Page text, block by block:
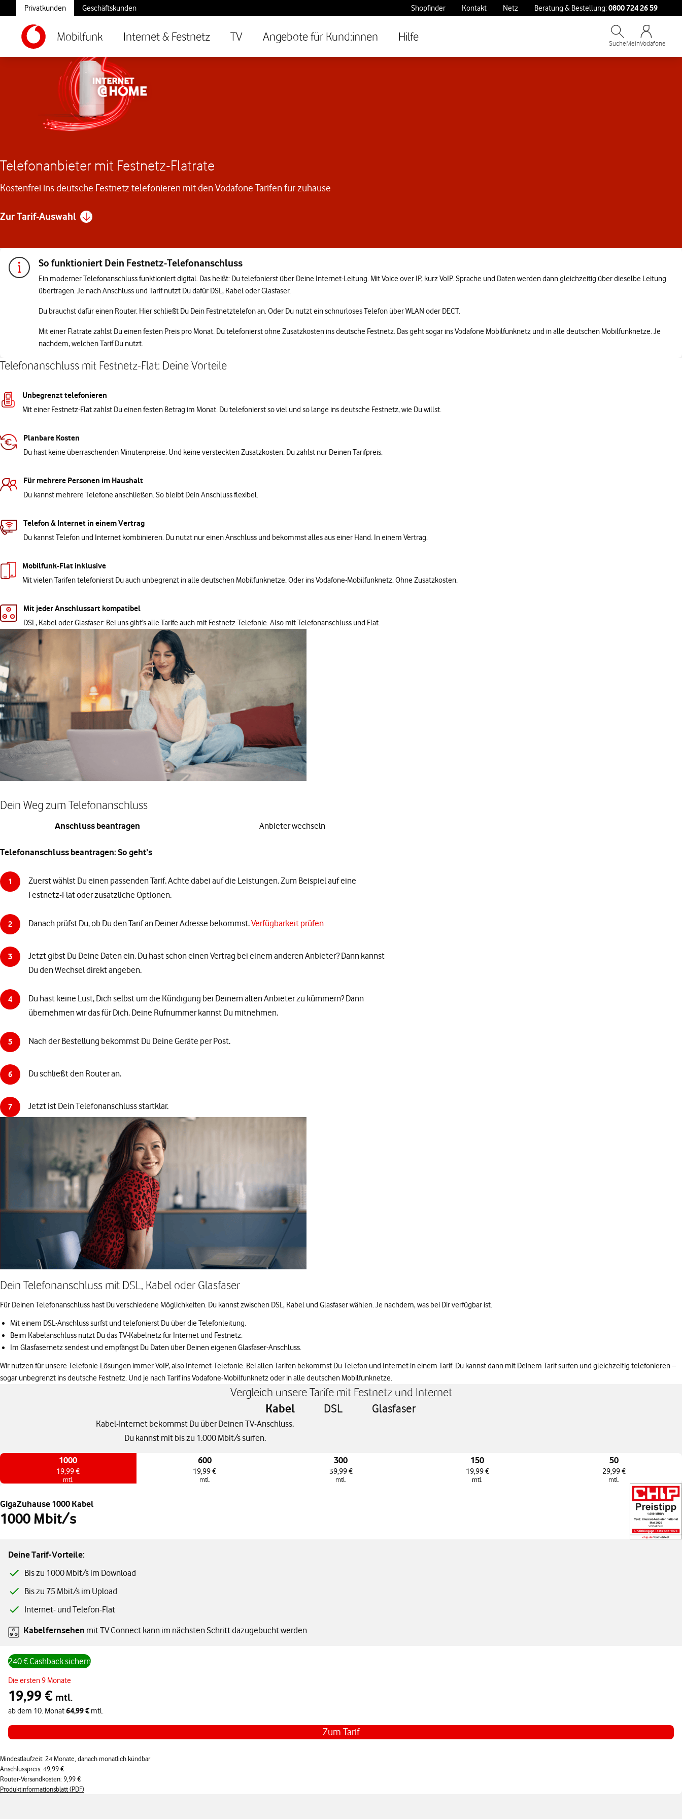
Privatkunden Geschäftskunden Shopfinder Kontakt Netz Beratung & Bestellung:0800 724 26 59
Mobilfunk Internet & Festnetz TV Angebote für Kund:innen Hilfe SucheMeinVodafone
Telefonanbieter mit Festnetz-Flatrate
Kostenfrei ins deutsche Festnetz telefonieren mit den Vodafone Tarifen für zuhause
Zur Tarif-Auswahl
So funktioniert Dein Festnetz-Telefonanschluss
Ein moderner Telefonanschluss funktioniert digital. Das heißt: Du telefonierst über Deine Internet-Leitung. Mit Voice over IP, kurz VoIP. Sprache und Daten werden dann gleichzeitig über dieselbe Leitung
übertragen. Je nach Anschluss und Tarif nutzt Du dafür DSL, Kabel oder Glasfaser.
Du brauchst dafür einen Router. Hier schließt Du Dein Festnetztelefon an. Oder Du nutzt ein schnurloses Telefon über WLAN oder DECT.
Mit einer Flatrate zahlst Du einen festen Preis pro Monat. Du telefonierst ohne Zusatzkosten ins deutsche Festnetz. Das geht sogar ins Vodafone Mobilfunknetz und in alle deutschen Mobilfunknetze. Je
nachdem, welchen Tarif Du nutzt.
Telefonanschluss mit Festnetz-Flat: Deine Vorteile
Unbegrenzt telefonieren
Mit einer Festnetz-Flat zahlst Du einen festen Betrag im Monat. Du telefonierst so viel und so lange ins deutsche Festnetz, wie Du willst.
Planbare Kosten
Du hast keine überraschenden Minutenpreise. Und keine versteckten Zusatzkosten. Du zahlst nur Deinen Tarifpreis.
Für mehrere Personen im Haushalt
Du kannst mehrere Telefone anschließen. So bleibt Dein Anschluss flexibel.
Telefon & Internet in einem Vertrag
Du kannst Telefon und Internet kombinieren. Du nutzt nur einen Anschluss und bekommst alles aus einer Hand. In einem Vertrag.
Mobilfunk-Flat inklusive
Mit vielen Tarifen telefonierst Du auch unbegrenzt in alle deutschen Mobilfunknetze. Oder ins Vodafone-Mobilfunknetz. Ohne Zusatzkosten.
Mit jeder Anschlussart kompatibel
DSL, Kabel oder Glasfaser: Bei uns gibt’s alle Tarife auch mit Festnetz-Telefonie. Also mit Telefonanschluss und Flat.
Dein Weg zum Telefonanschluss
Anschluss beantragen Anbieter wechseln
Telefonanschluss beantragen: So geht’s
1
Zuerst wählst Du einen passenden Tarif. Achte dabei auf die Leistungen. Zum Beispiel auf eine
Festnetz-Flat oder zusätzliche Optionen.
2 Danach prüfst Du, ob Du den Tarif an Deiner Adresse bekommst.Verfügbarkeit prüfen
3
Jetzt gibst Du Deine Daten ein. Du hast schon einen Vertrag bei einem anderen Anbieter? Dann kannst
Du den Wechsel direkt angeben.
4
Du hast keine Lust, Dich selbst um die Kündigung bei Deinem alten Anbieter zu kümmern? Dann
übernehmen wir das für Dich. Deine Rufnummer kannst Du mitnehmen.
5 Nach der Bestellung bekommst Du Deine Geräte per Post.
6 Du schließt den Router an.
7 Jetzt ist Dein Telefonanschluss startklar.
Dein Telefonanschluss mit DSL, Kabel oder Glasfaser
Für Deinen Telefonanschluss hast Du verschiedene Möglichkeiten. Du kannst zwischen DSL, Kabel und Glasfaser wählen. Je nachdem, was bei Dir verfügbar ist.
Mit einem DSL-Anschluss surfst und telefonierst Du über die Telefonleitung.
Beim Kabelanschluss nutzt Du das TV-Kabelnetz für Internet und Festnetz.
Im Glasfasernetz sendest und empfängst Du Daten über Deinen eigenen Glasfaser-Anschluss.
Wir nutzen für unsere Telefonie-Lösungen immer VoIP, also Internet-Telefonie. Bei allen Tarifen bekommst Du Telefon und Internet in einem Tarif. Du kannst dann mit Deinem Tarif surfen und gleichzeitig telefonieren –
sogar unbegrenzt ins deutsche Festnetz. Und je nach Tarif ins Vodafone-Mobilfunknetz oder in alle deutschen Mobilfunknetze.
Vergleich unsere Tarife mit Festnetz und Internet
Kabel DSL Glasfaser
Kabel-Internet bekommst Du über Deinen TV-Anschluss.
Du kannst mit bis zu 1.000 Mbit/s surfen.
1000
19,99 €
mtl.
600
19,99 €
mtl.
300
39,99 €
mtl.
150
19,99 €
mtl.
50
29,99 €
mtl.
GigaZuhause 1000 Kabel
1000 Mbit/s
Deine Tarif-Vorteile:
Bis zu 1000 Mbit/s im Download
Bis zu 75 Mbit/s im Upload
Internet- und Telefon-Flat
Kabelfernsehen mit TV Connect kann im nächsten Schritt dazugebucht werden
240 € Cashback sichern
Die ersten 9 Monate
19,99 € mtl.
ab dem 10. Monat64,99 € mtl.
Zum Tarif
Mindestlaufzeit: 24 Monate, danach monatlich kündbar
Anschlusspreis: 49,99 €
Router-Versandkosten: 9,99 €
Produktinformationsblatt (PDF)